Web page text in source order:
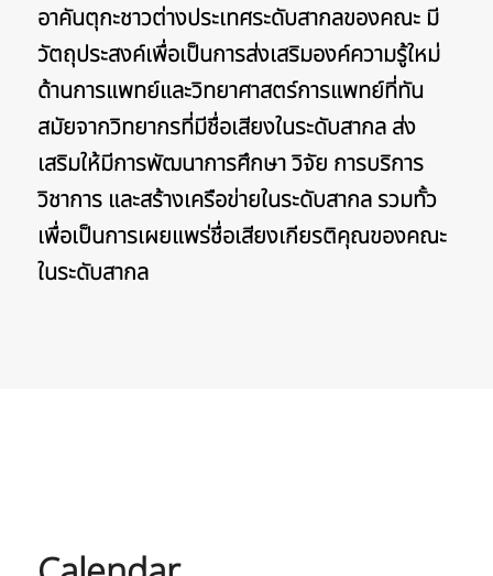
อาคันตุกะชาวต่างประเทศระดับสากลของคณะ มี
วัตถุประสงค์เพื่อเป็นการส่งเสริมองค์ความรู้ใหม่
ด้านการแพทย์และวิทยาศาสตร์การแพทย์ที่ทัน
สมัยจากวิทยากรที่มีชื่อเสียงในระดับสากล ส่ง
เสริมให้มีการพัฒนาการศึกษา วิจัย การบริการ
วิชาการ และสร้างเครือข่ายในระดับสากล รวมทั้ว
เพื่อเป็นการเผยแพร่ชื่อเสียงเกียรติคุณของคณะ
ในระดับสากล